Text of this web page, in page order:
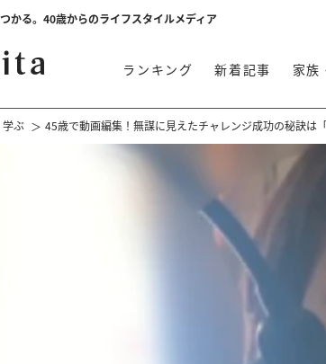
つかる。40歳からのライフスタイルメディア
ランキング 新着記事 家族
学ぶ 45歳で動画編集！無謀に見えたチャレンジ成功の秘訣は